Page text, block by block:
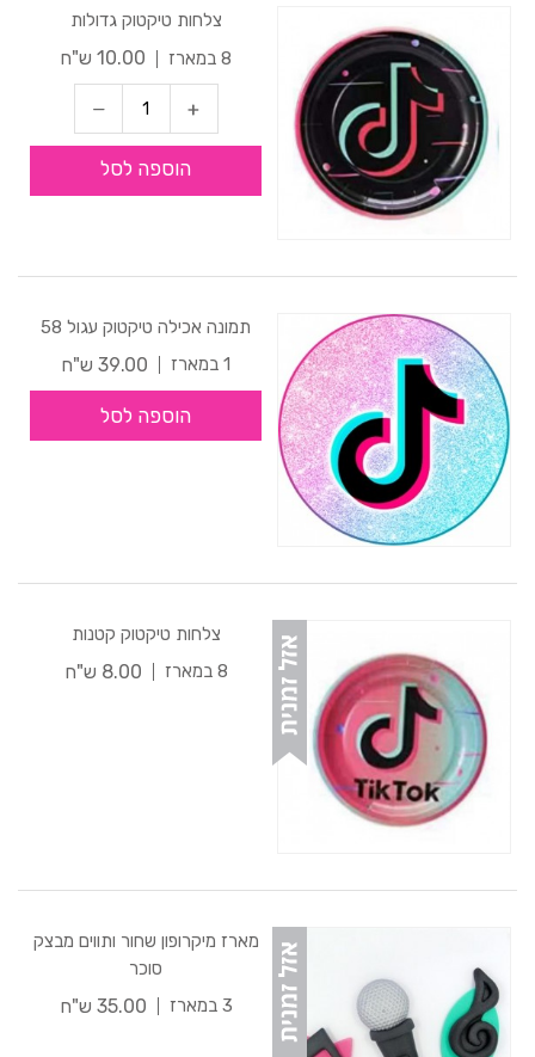
צלחות טיקטוק גדולות
8 במארז
10.00 ש"ח
הוספה לסל
תמונה אכילה טיקטוק עגול 58
1 במארז
39.00 ש"ח
הוספה לסל
צלחות טיקטוק קטנות
8 במארז
8.00 ש"ח
מארז מיקרופון שחור ותווים מבצק
סוכר
3 במארז
35.00 ש"ח